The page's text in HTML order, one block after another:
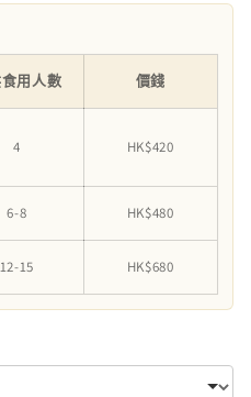
用人數 價錢
4 HK$420
6-8 HK$480
12-15 HK$680